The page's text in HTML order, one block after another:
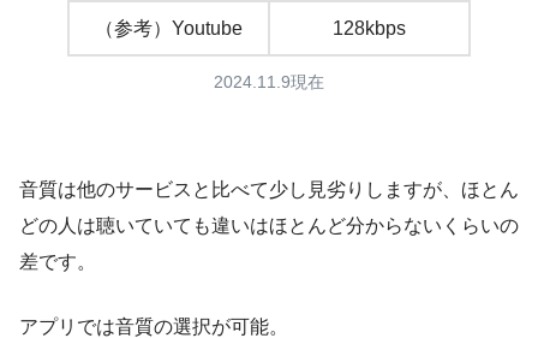
（参考）Youtube 128kbps
2024.11.9現在
音質は他のサービスと比べて少し見劣りしますが、ほとん
どの人は聴いていても違いはほとんど分からないくらいの
差です。
アプリでは音質の選択が可能。